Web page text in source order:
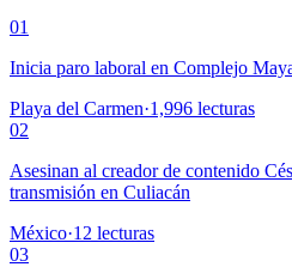
01
Inicia paro laboral en Complejo
Playa del Carmen·1,996 lecturas
02
Asesinan al creador de contenido
transmisión en Culiacán
México·12 lecturas
03